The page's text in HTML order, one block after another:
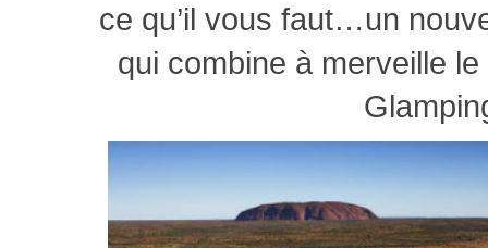
ce qu’il vous faut…un
qui combine à merveille